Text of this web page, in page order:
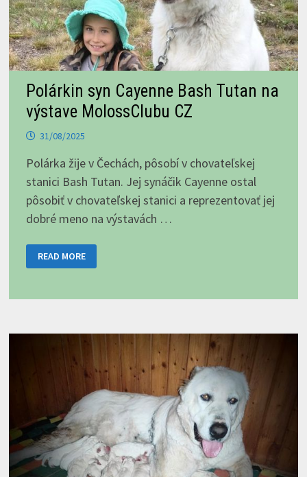
Polárkin syn Cayenne Bash Tutan na
výstave MolossClubu CZ
31/08/2025
Polárka žije v Čechách, pôsobí v chovateľskej
stanici Bash Tutan. Jej synáčik Cayenne ostal
pôsobiť v chovateľskej stanici a reprezentovať jej
dobré meno na výstavách …
POLÁRKIN
SYN
CAYENNE
NA
READ MORE